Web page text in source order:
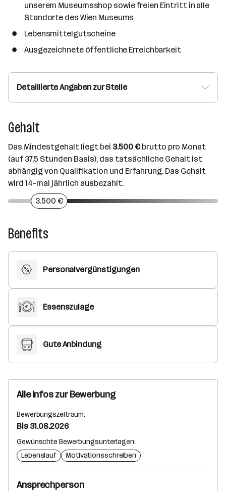
unserem Museumsshop sowie freien Eintritt in alle
Standorte des Wien Museums
Lebensmittelgutscheine
Ausgezeichnete öffentliche Erreichbarkeit
Detaillierte Angaben zur Stelle
Gehalt
Das Mindestgehalt liegt bei 3.500 €brutto pro Monat
(auf 37,5 Stunden Basis), das tatsächliche Gehalt ist
abhängig von Qualifikation und Erfahrung. Das Gehalt
wird 14-mal jährlich ausbezahlt.
3.500 €
Benefits
Personalvergünstigungen
Essenszulage
Gute Anbindung
Alle Infos zur Bewerbung
Bewerbungszeitraum:
Bis 31.08.2026
Gewünschte Bewerbungsunterlagen:
Lebenslauf
Motivationsschreiben
Ansprechperson